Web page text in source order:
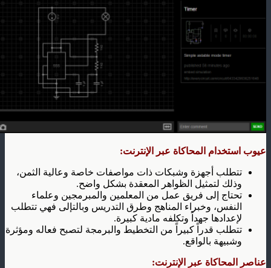
عيوب استخدام المحاكاة عبر الإنترنت:
تتطلب أجهزة وشبكات ذات مواصفات خاصة وعالية الثمن،
وذلك لتمثيل الظواهر المعقدة بشكل واضح.
تحتاج إلى فريق عمل من المعلمين والمبرمجين وعلماء
النفس، وخبراء المناهج وطرق التدريس وبالتإلى فهي تتطلب
لإعدادها جهداً وتكلفه مادية كبيرة.
تتطلب قدراً كبيراً من التخطيط والبرمجة لتصبح فعاله ومؤثرة
وشبيهة بالواقع.
عناصر المحاكاة عبر الإنترنت: